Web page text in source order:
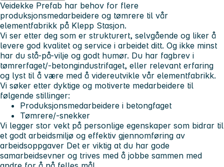
Veidekke Prefab har behov for flere
produksjonsmedarbeidere og tømrere til vår
elementfabrikk på Klepp Stasjon.
Vi ser etter deg som er strukturert, selvgående og liker å
levere god kvalitet og service i arbeidet ditt. Og ikke minst
har du stå-på-vilje og godt humør. Du har fagbrev i
tømrerfaget/-betongindustrifaget, eller relevant erfaring
og lyst til å være med å videreutvikle vår elementfabrikk.
Vi søker etter dyktige og motiverte medarbeidere til
følgende stillinger:
Produksjonsmedarbeidere i betongfaget
Tømrere/-snekker
Vi legger stor vekt på personlige egenskaper som bidrar til
et godt arbeidsmiljø og effektiv gjennomføring av
arbeidsoppgaver Det er viktig at du har gode
samarbeidsevner og trives med å jobbe sammen med